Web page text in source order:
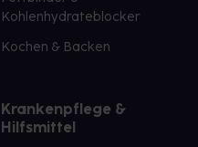
Kohlenhydrateblocker
Kochen & Backen
Krankenpflege &
Hilfsmittel